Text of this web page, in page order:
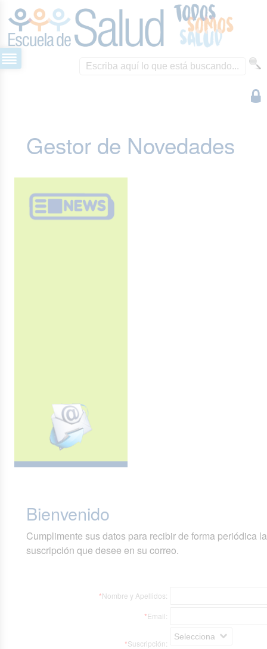
Gestor de Novedades
Bienvenido
Cumplimente sus datos para recibir de forma periódica
suscripción que desee en su correo.
*Nombre y Apellidos:
*Email:
*Suscripción:
Selecciona